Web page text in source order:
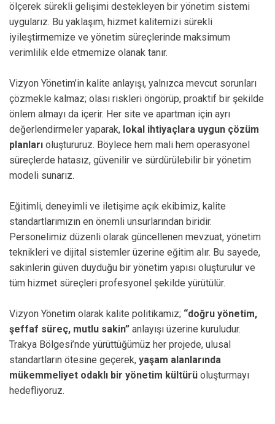
ölçerek sürekli gelişimi destekleyen bir yönetim sistemi
uygularız. Bu yaklaşım, hizmet kalitemizi sürekli
iyileştirmemize ve yönetim süreçlerinde maksimum
verimlilik elde etmemize olanak tanır.
Vizyon Yönetim’in kalite anlayışı, yalnızca mevcut sorunları
çözmekle kalmaz; olası riskleri öngörüp, proaktif bir şekilde
önlem almayı da içerir. Her site ve apartman için ayrı
değerlendirmeler yaparak, lokal ihtiyaçlara uygun çözüm
planları oluştururuz. Böylece hem mali hem operasyonel
süreçlerde hatasız, güvenilir ve sürdürülebilir bir yönetim
modeli sunarız.
Eğitimli, deneyimli ve iletişime açık ekibimiz, kalite
standartlarımızın en önemli unsurlarından biridir.
Personelimiz düzenli olarak güncellenen mevzuat, yönetim
teknikleri ve dijital sistemler üzerine eğitim alır. Bu sayede,
sakinlerin güven duyduğu bir yönetim yapısı oluşturulur ve
tüm hizmet süreçleri profesyonel şekilde yürütülür.
Vizyon Yönetim olarak kalite politikamız; “doğru yönetim,
şeffaf süreç, mutlu sakin” anlayışı üzerine kuruludur.
Trakya Bölgesi’nde yürüttüğümüz her projede, ulusal
standartların ötesine geçerek, yaşam alanlarında
mükemmeliyet odaklı bir yönetim kültürü oluşturmayı
hedefliyoruz.